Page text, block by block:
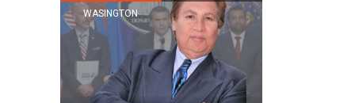
WASINGTON